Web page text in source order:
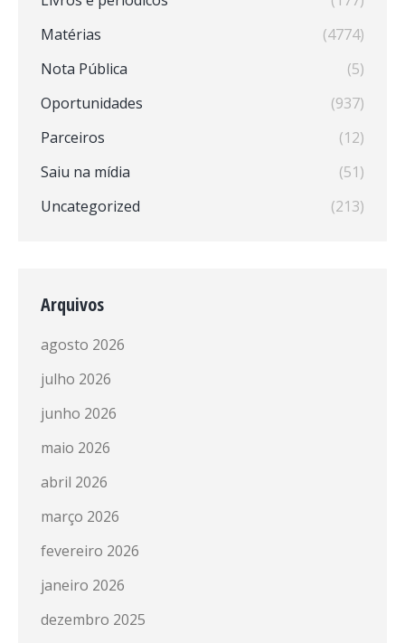
Matérias
(4774)
Nota Pública
(5)
Oportunidades
(937)
Parceiros
(12)
Saiu na mídia
(51)
Uncategorized
(213)
Arquivos
agosto 2026
julho 2026
junho 2026
maio 2026
abril 2026
março 2026
fevereiro 2026
janeiro 2026
dezembro 2025